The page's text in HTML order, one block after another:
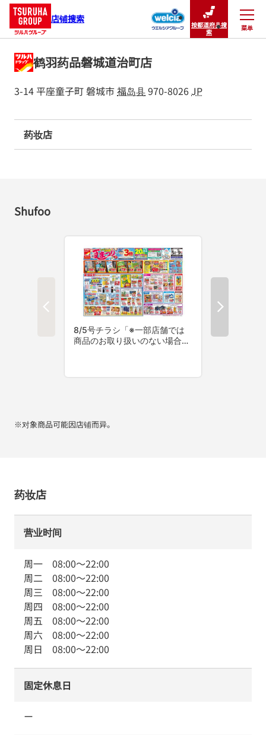
店铺搜索
按都道府县搜
索
菜单
关闭
鹤羽药品磐城道治町店
3-14 平座童子町磐城市福岛县970-8026JP
药妆店
Shufoo
※对象商品可能因店铺而异。
药妆店
营业时间
周一 08:00～22:00
周二 08:00～22:00
周三 08:00～22:00
周四 08:00～22:00
周五 08:00～22:00
周六 08:00～22:00
周日 08:00～22:00
固定休息日
ー